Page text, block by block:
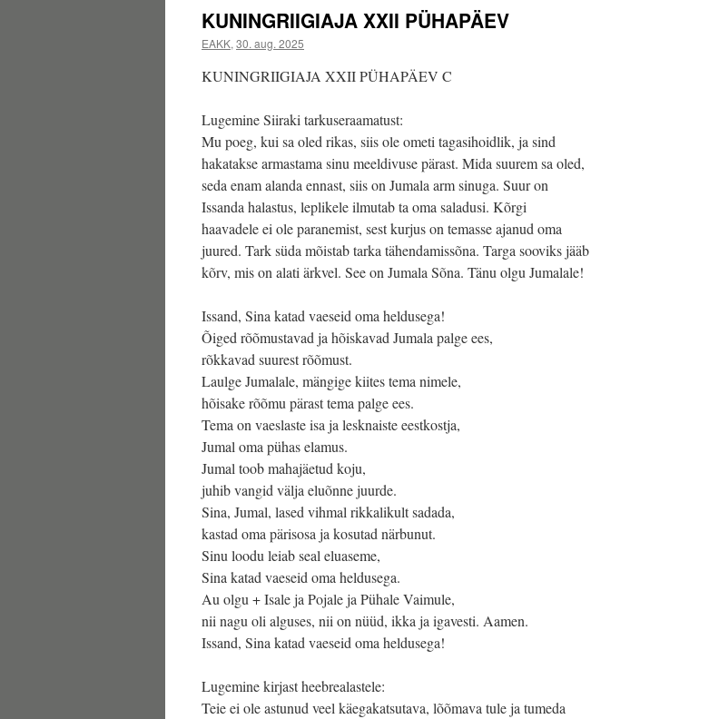
KUNINGRIIGIAJA XXII PÜHAPÄEV
EAKK, 30. aug. 2025
KUNINGRIIGIAJA XXII PÜHAPÄEV C
Lugemine Siiraki tarkuseraamatust:
Mu poeg, kui sa oled rikas, siis ole ometi tagasihoidlik, ja sind
hakatakse armastama sinu meeldivuse pärast. Mida suurem sa oled,
seda enam alanda ennast, siis on Jumala arm sinuga. Suur on
Issanda halastus, leplikele ilmutab ta oma saladusi. Kõrgi
haavadele ei ole paranemist, sest kurjus on temasse ajanud oma
juured. Tark süda mõistab tarka tähendamissõna. Targa sooviks jääb
kõrv, mis on alati ärkvel. See on Jumala Sõna. Tänu olgu Jumalale!
Issand, Sina katad vaeseid oma heldusega!
Õiged rõõmustavad ja hõiskavad Jumala palge ees,
rõkkavad suurest rõõmust.
Laulge Jumalale, mängige kiites tema nimele,
hõisake rõõmu pärast tema palge ees.
Tema on vaeslaste isa ja lesknaiste eestkostja,
Jumal oma pühas elamus.
Jumal toob mahajäetud koju,
juhib vangid välja eluõnne juurde.
Sina, Jumal, lased vihmal rikkalikult sadada,
kastad oma pärisosa ja kosutad närbunut.
Sinu loodu leiab seal eluaseme,
Sina katad vaeseid oma heldusega.
Au olgu + Isale ja Pojale ja Pühale Vaimule,
nii nagu oli alguses, nii on nüüd, ikka ja igavesti. Aamen.
Issand, Sina katad vaeseid oma heldusega!
Lugemine kirjast heebrealastele:
Teie ei ole astunud veel käegakatsutava, lõõmava tule ja tumeda